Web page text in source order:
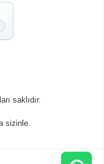
saklıdır.
sizinle.